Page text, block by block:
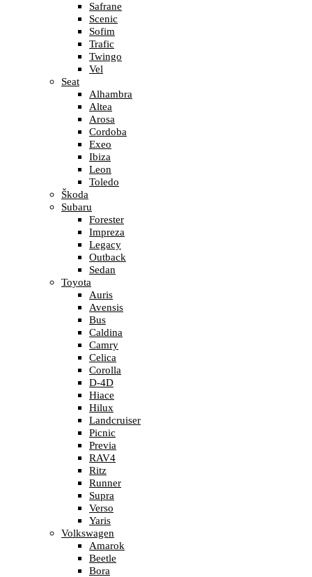
Safrane
Scenic
Sofim
Trafic
Twingo
Vel
Seat
Alhambra
Altea
Arosa
Cordoba
Exeo
Ibiza
Leon
Toledo
Škoda
Subaru
Forester
Impreza
Legacy
Outback
Sedan
Toyota
Auris
Avensis
Bus
Caldina
Camry
Celica
Corolla
D-4D
Hiace
Hilux
Landcruiser
Picnic
Previa
RAV4
Ritz
Runner
Supra
Verso
Yaris
Volkswagen
Amarok
Beetle
Bora